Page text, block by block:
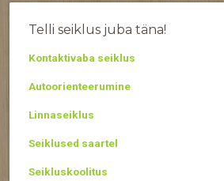
Telli seiklus juba täna!
Kontaktivaba seiklus
Autoorienteerumine
Linnaseiklus
Seiklused saartel
Seikluskoolitus